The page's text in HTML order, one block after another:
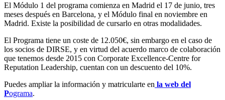
El Módulo 1 del programa comienza en Madrid el 17 de junio, tres
meses después en Barcelona, y el Módulo final en noviembre en
Madrid. Existe la posibilidad de cursarlo en otras modalidades.
El Programa tiene un coste de 12.050€, sin embargo en el caso de
los socios de DIRSE, y en virtud del acuerdo marco de colaboración
que tenemos desde 2015 con Corporate Excellence-Centre for
Reputation Leadership, cuentan con un descuento del 10%.
Puedes ampliar la información y matricularte en la web del
Pograma.